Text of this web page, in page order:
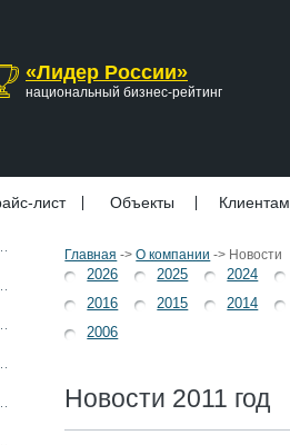
«Лидер России»
национальный бизнес-рейтинг
лист Объекты Клиентам
Главная ->О компании -> Новости
2026 2025 2024
2016
2015 2014
2006
Новости 2011 год